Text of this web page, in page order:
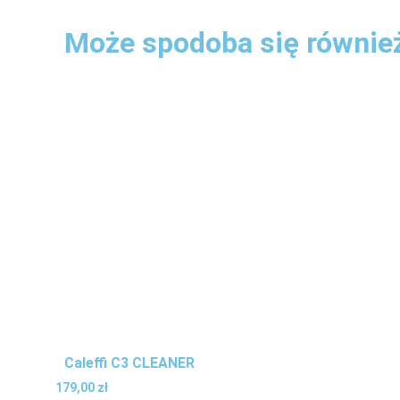
Może spodoba się
Caleffi C3 CLEANER
179,00 zł